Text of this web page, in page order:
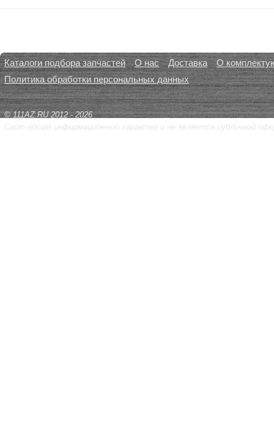
Каталоги подбора запчастей О нас Доставка
О
Политика обработки персональных данных
© 111AZ.RU 2012 - 2026
Сайт носит информационный характер и не является публичной